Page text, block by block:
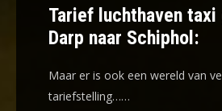
Tarief luchthaven taxi
Darp naar Schiphol:
Maar er is ook een wereld van
tariefstelling……